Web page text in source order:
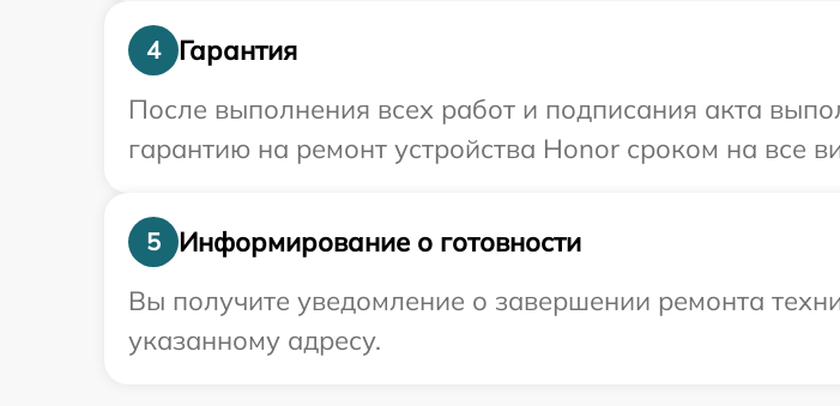
4
Гарантия
После выполнения всех работ и подписания акта
гарантию на ремонт устройства Honor сроком на все
5
Информирование о готовности
Вы получите уведомление о завершении ремонта
указанному адресу.